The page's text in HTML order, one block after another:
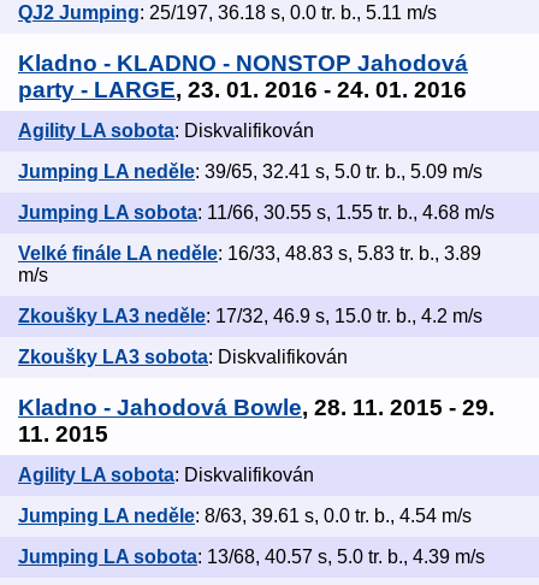
QJ2 Jumping: 25/197, 36.18 s, 0.0 tr. b., 5.11 m/s
Kladno - KLADNO - NONSTOP Jahodová
party - LARGE, 23. 01. 2016 - 24. 01. 2016
Agility LA sobota: Diskvalifikován
Jumping LA neděle: 39/65, 32.41 s, 5.0 tr. b., 5.09 m/s
Jumping LA sobota: 11/66, 30.55 s, 1.55 tr. b., 4.68 m/s
Velké finále LA neděle: 16/33, 48.83 s, 5.83 tr. b., 3.89
m/s
Zkoušky LA3 neděle: 17/32, 46.9 s, 15.0 tr. b., 4.2 m/s
Zkoušky LA3 sobota: Diskvalifikován
Kladno - Jahodová Bowle, 28. 11. 2015 - 29.
11. 2015
Agility LA sobota: Diskvalifikován
Jumping LA neděle: 8/63, 39.61 s, 0.0 tr. b., 4.54 m/s
Jumping LA sobota: 13/68, 40.57 s, 5.0 tr. b., 4.39 m/s